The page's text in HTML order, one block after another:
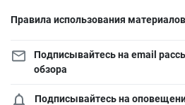
Правила использования материалов
Подписывайтесь на email
обзора
Подписывайтесь на